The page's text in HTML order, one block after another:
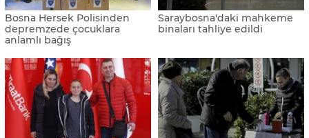
Bosna Hersek Polisinden
depremzede çocuklara
anlamlı bağış
Saraybosna'daki mahkeme
binaları tahliye edildi